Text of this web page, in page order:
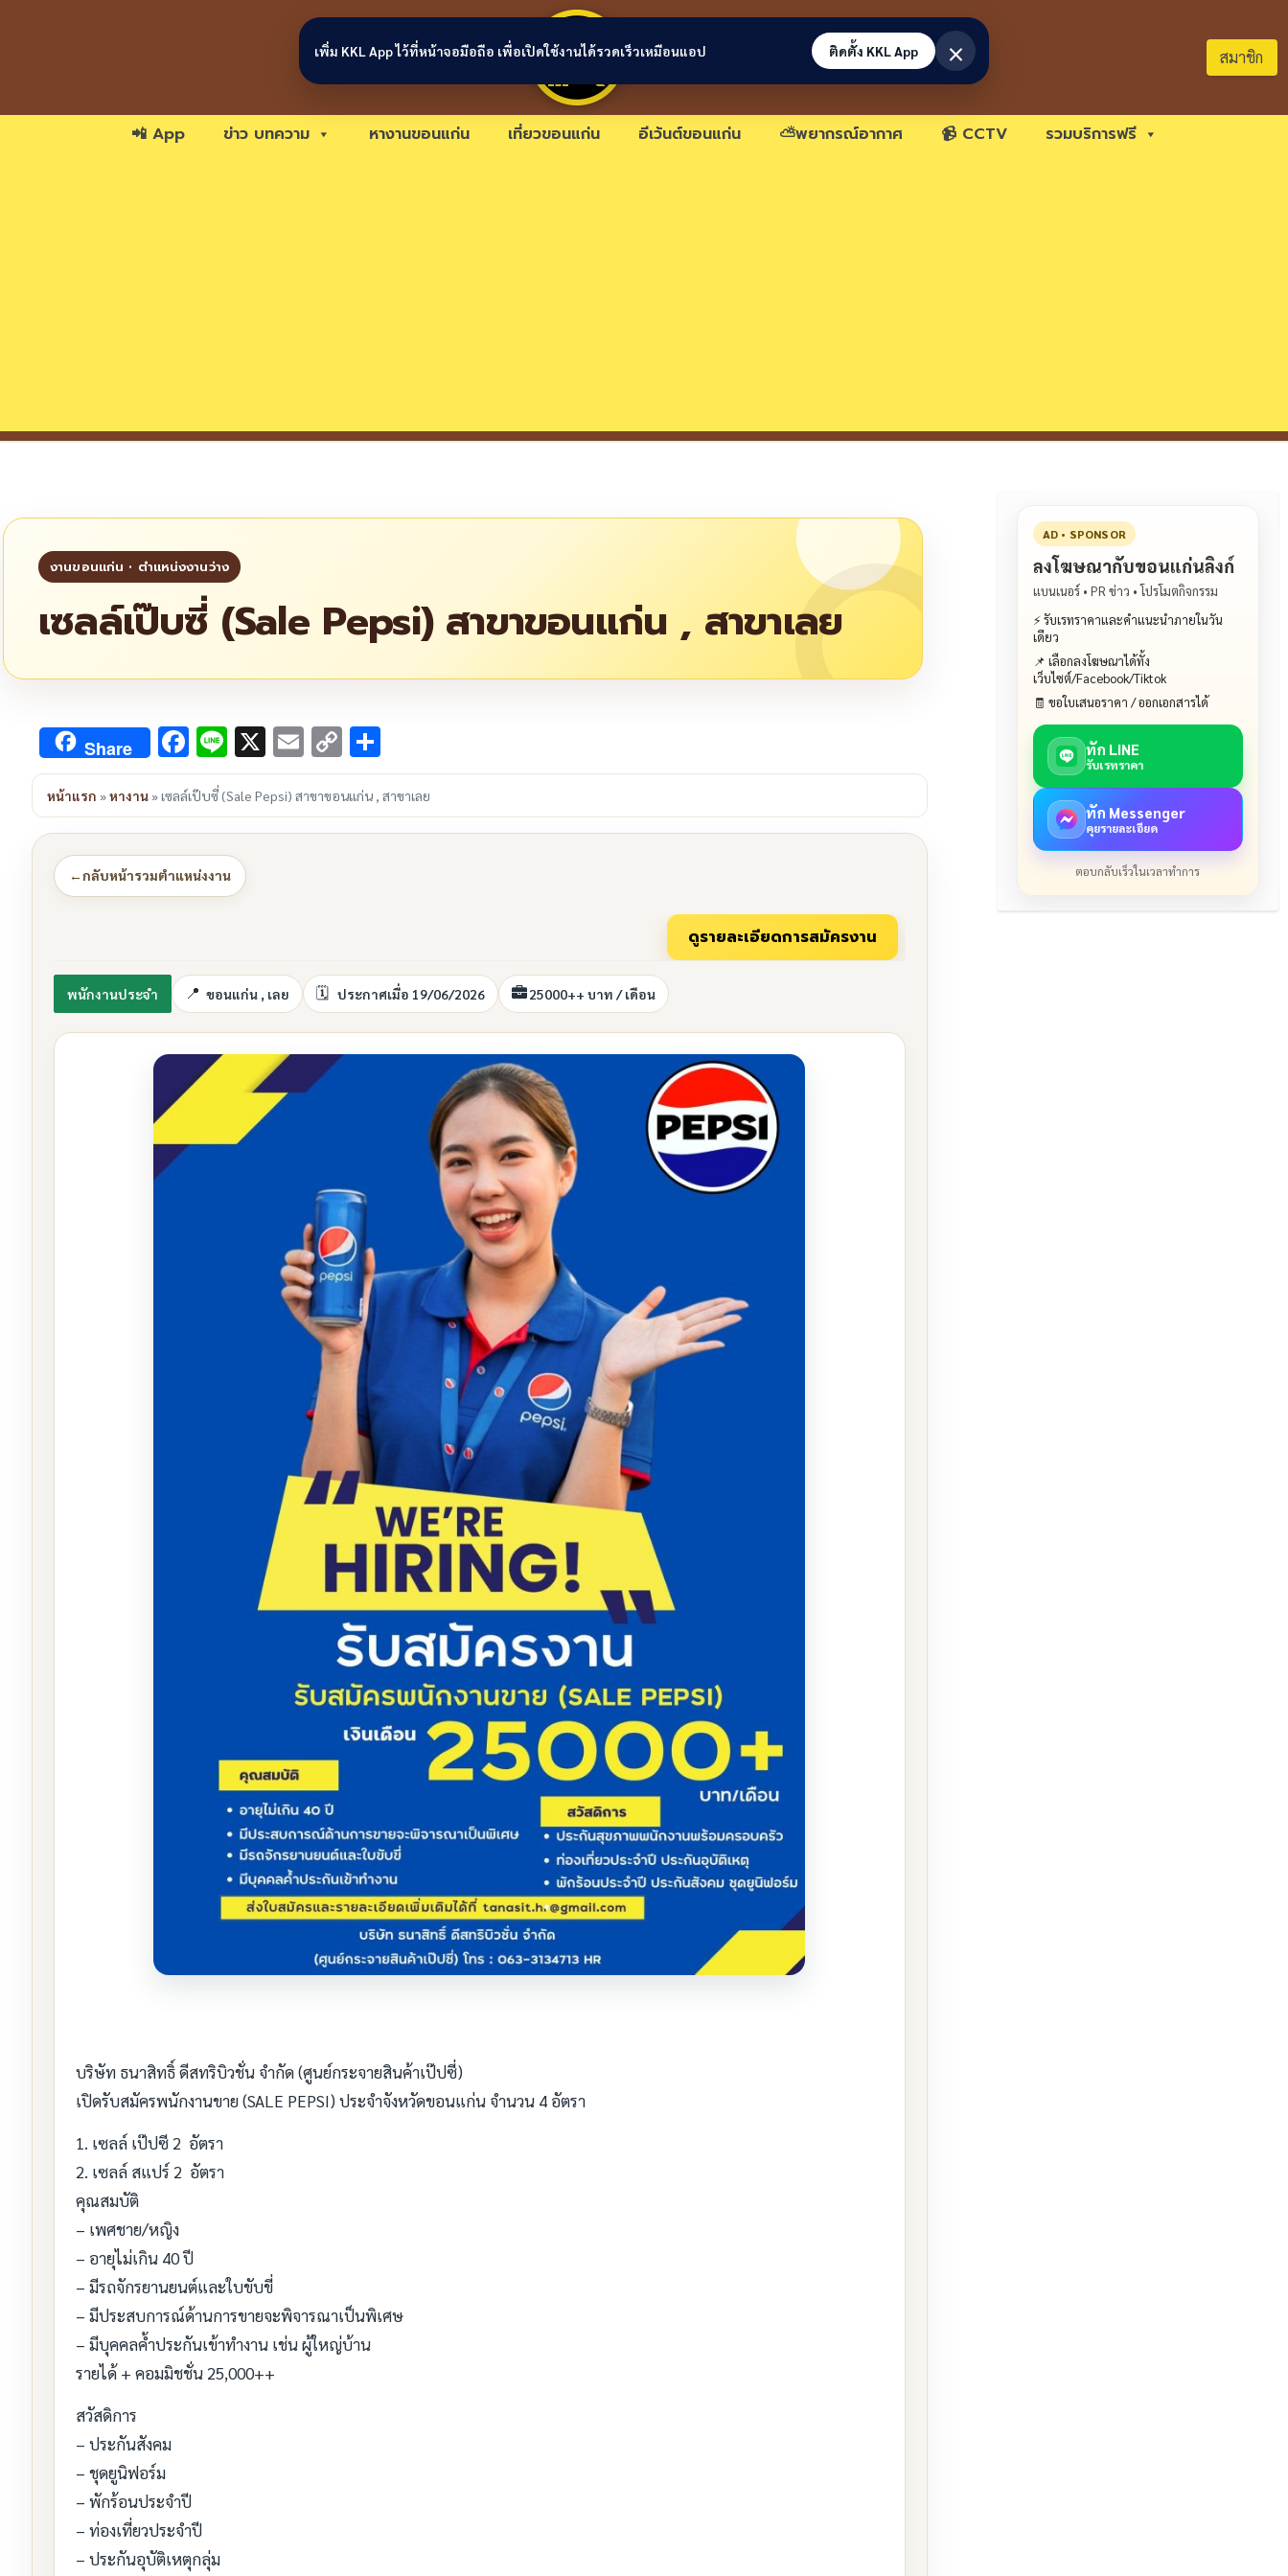
ขอนแก่นลิงก์ สมาชิก
📲 App ข่าว บทความ หางานขอนแก่น เที่ยวขอนแก่น อีเว้นต์ขอนแก่น ⛅พยากรณ์อากาศ 📹 CCTV รวมบริการฟรี
เซลล์เป๊บซี่ (Sale Pepsi) สาขาขอนแก่น , สาขาเลย
Share Facebook
Line
X Email
Copy
Link
หน้าแรก »หางาน »เซลล์เป๊บซี่ (Sale Pepsi) สาขาขอนแก่น , สาขาเลย
←กลับหน้ารวมตำแหน่งงาน
พนักงานประจำ ขอนแก่น , เลย ประกาศเมื่อ 19/06/2026 25000++ บาท / เดือน
บริษัท ธนาสิทธิ์ ดีสทริบิวชั่น จำกัด (ศูนย์กระจายสินค้าเป๊ปซี่)
เปิดรับสมัครพนักงานขาย (SALE PEPSI) ประจำจังหวัดขอนแก่น จำนวน 4 อัตรา
1. เซลล์ เป๊ปซี 2 อัตรา
2. เซลล์ สแปร์ 2 อัตรา
คุณสมบัติ
– เพศชาย/หญิง
– อายุไม่เกิน 40 ปี
– มีรถจักรยานยนต์และใบขับขี่
– มีประสบการณ์ด้านการขายจะพิจารณาเป็นพิเศษ
– มีบุคคลค้ำประกันเข้าทำงาน เช่น ผู้ใหญ่บ้าน
รายได้ + คอมมิชชั่น 25,000++
สวัสดิการ
– ประกันสังคม
– ชุดยูนิฟอร์ม
– พักร้อนประจำปี
– ท่องเที่ยวประจำปี
– ประกันอุบัติเหตุกลุ่ม
AD • SPONSOR
ลงโฆษณากับขอนแก่นลิงก์
แบนเนอร์ • PR ข่าว • โปรโมตกิจกรรม
⚡ รับเรทราคาและคำแนะนำภายในวัน
เดียว
📌 เลือกลงโฆษณาได้ทั้ง
เว็บไซต์/Facebook/Tiktok
🧾 ขอใบเสนอราคา / ออกเอกสารได้
ทัก LINE
รับเรทราคา
ทัก Messenger
คุยรายละเอียด
ตอบกลับเร็วในเวลาทำการ
เพิ่ม KKL App ไว้ที่หน้าจอมือถือ เพื่อเปิดใช้งานได้รวดเร็วเหมือนแอป ติดตั้ง KKL App ×